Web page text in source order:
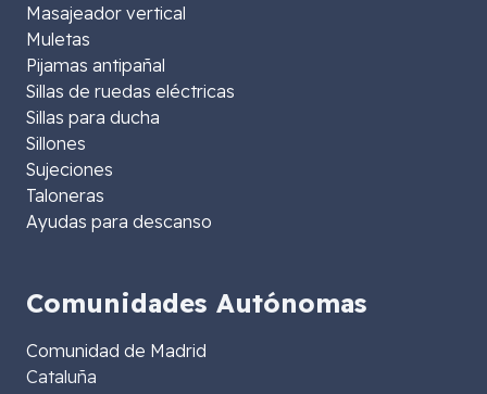
Masajeador vertical
Muletas
Pijamas antipañal
Sillas de ruedas eléctricas
Sillas para ducha
Sillones
Sujeciones
Taloneras
Ayudas para descanso
Comunidades Autónomas
Comunidad de Madrid
Cataluña